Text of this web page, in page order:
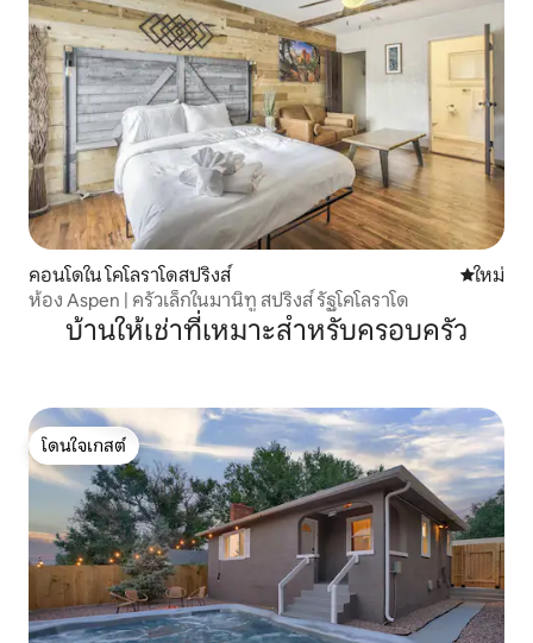
คอนโดใน โคโลราโดสปริงส์ ที่พักใหม่
ใหม่
ห้อง Aspen | ครัวเล็กในมานิทู สปริงส์ รัฐโคโลราโด
บ้านให้เช่าที่เหมาะสำหรับครอบครัว
โดนใจเกสต์
โดนใจเกสต์